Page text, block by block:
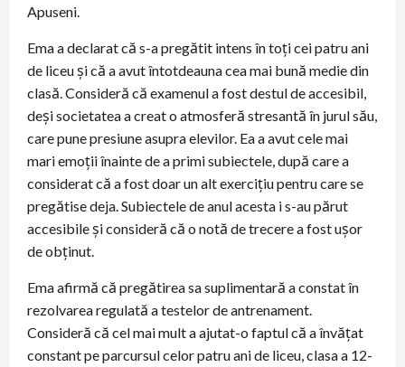
Apuseni.
Ema a declarat că s-a pregătit intens în toți cei patru ani
de liceu și că a avut întotdeauna cea mai bună medie din
clasă. Consideră că examenul a fost destul de accesibil,
deși societatea a creat o atmosferă stresantă în jurul său,
care pune presiune asupra elevilor. Ea a avut cele mai
mari emoții înainte de a primi subiectele, după care a
considerat că a fost doar un alt exercițiu pentru care se
pregătise deja. Subiectele de anul acesta i s-au părut
accesibile și consideră că o notă de trecere a fost ușor
de obținut.
Ema afirmă că pregătirea sa suplimentară a constat în
rezolvarea regulată a testelor de antrenament.
Consideră că cel mai mult a ajutat-o faptul că a învățat
constant pe parcursul celor patru ani de liceu, clasa a 12-